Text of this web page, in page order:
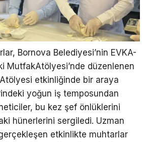
Bornova Belediyesi’nin EVKA-
MutfakAtölyesi’nde düzenlenen
etkinliğinde bir araya
yoğun iş temposundan
bu kez şef önlüklerini
hünerlerini sergiledi. Uzman
etkinlikte muhtarlar